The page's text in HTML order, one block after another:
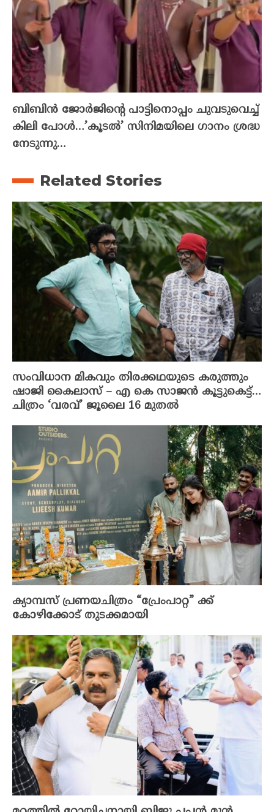
ബിബിൻ ജോർജിന്റെ പാട്ടിനൊപ്പം ചുവടുവെച്ച്
കിലി പോൾ…’കൂടൽ’ സിനിമയിലെ ഗാനം ശ്രദ്ധ
നേടുന്നു…
Related Stories
സംവിധാന മികവും തിരക്കഥയുടെ കരുത്തും
ഷാജി കൈലാസ് – എ കെ സാജൻ കൂട്ടുകെട്ട്…
ചിത്രം ‘വരവ്’ ജൂലൈ 16 മുതൽ
ക്യാമ്പസ് പ്രണയചിത്രം “പ്രേംപാറ്റ” ക്ക്
കോഴിക്കോട് തുടക്കമായി